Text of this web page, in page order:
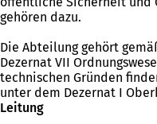
gehören dazu.
Die Abteilung gehört
Dezernat VII
technischen Gründen
unter dem Dezernat I
Leitung